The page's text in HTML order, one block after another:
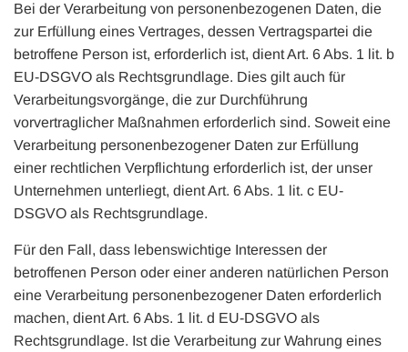
Bei der Verarbeitung von personenbezogenen Daten, die
zur Erfüllung eines Vertrages, dessen Vertragspartei die
betroffene Person ist, erforderlich ist, dient Art. 6 Abs. 1 lit. b
EU-DSGVO als Rechtsgrundlage. Dies gilt auch für
Verarbeitungsvorgänge, die zur Durchführung
vorvertraglicher Maßnahmen erforderlich sind. Soweit eine
Verarbeitung personenbezogener Daten zur Erfüllung
einer rechtlichen Verpflichtung erforderlich ist, der unser
Unternehmen unterliegt, dient Art. 6 Abs. 1 lit. c EU-
DSGVO als Rechtsgrundlage.
Für den Fall, dass lebenswichtige Interessen der
betroffenen Person oder einer anderen natürlichen Person
eine Verarbeitung personenbezogener Daten erforderlich
machen, dient Art. 6 Abs. 1 lit. d EU-DSGVO als
Rechtsgrundlage. Ist die Verarbeitung zur Wahrung eines